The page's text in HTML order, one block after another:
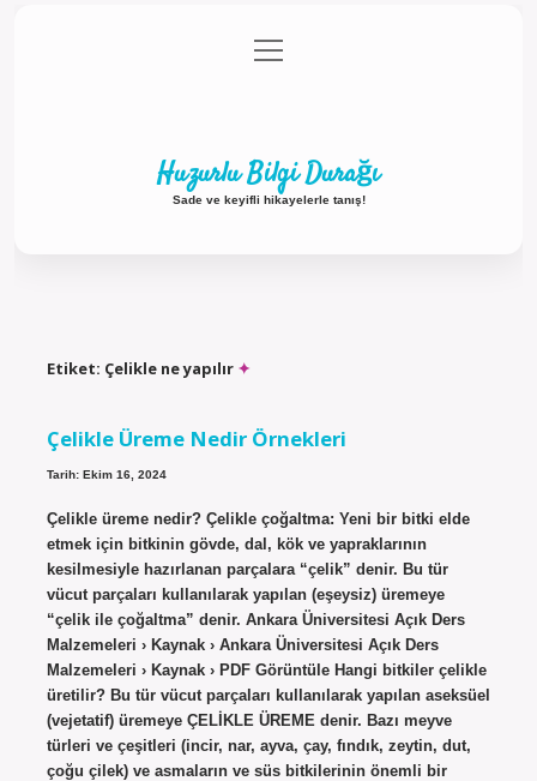
Gizlilik Politikası
menüyü
aç
Huzurlu Bilgi Durağı
Sade ve keyifli hikayelerle tanış!
Etiket: Çelikle ne yapılır
Çelikle Üreme Nedir Örnekleri
Tarih: Ekim 16, 2024
Çelikle üreme nedir? Çelikle çoğaltma: Yeni bir bitki elde
etmek için bitkinin gövde, dal, kök ve yapraklarının
kesilmesiyle hazırlanan parçalara “çelik” denir. Bu tür
vücut parçaları kullanılarak yapılan (eşeysiz) üremeye
“çelik ile çoğaltma” denir. Ankara Üniversitesi Açık Ders
Malzemeleri › Kaynak › Ankara Üniversitesi Açık Ders
Malzemeleri › Kaynak › PDF Görüntüle Hangi bitkiler çelikle
üretilir? Bu tür vücut parçaları kullanılarak yapılan aseksüel
(vejetatif) üremeye ÇELİKLE ÜREME denir. Bazı meyve
türleri ve çeşitleri (incir, nar, ayva, çay, fındık, zeytin, dut,
çoğu çilek) ve asmaların ve süs bitkilerinin önemli bir